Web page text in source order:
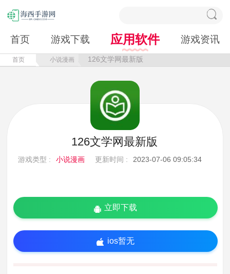
首页 游戏下载 应用软件 游戏资讯
首页 小说漫画 126文学网最新版
126文学网最新版
游戏类型 : 小说漫画 更新时间 : 2023-07-06 09:05:34
立即下载
ios暂无